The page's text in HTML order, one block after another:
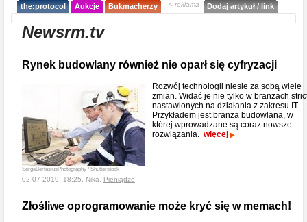
the:protocol Aukcje Bukmacherzy < reklama Dodaj artykuł / link
Newsrm.tv
Rynek budowlany również nie oparł się cyfryzacji
SergeBertasiusPhotography / Shutterstock
Rozwój technologii niesie za sobą wiele
zmian. Widać je nie tylko w branżach
nastawionych na działania z zakresu IT.
Przykładem jest branża budowlana, w
której wprowadzane są coraz nowsze
rozwiązania. więcej
02-07-2019, 18:25, Nika, Pieniądze
Złośliwe oprogramowanie może kryć się w memach!